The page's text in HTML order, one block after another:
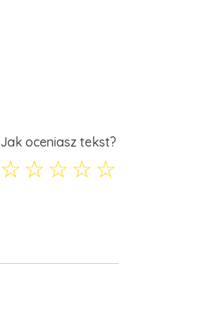
Jak oceniasz tekst?
☆
☆
☆
☆
☆